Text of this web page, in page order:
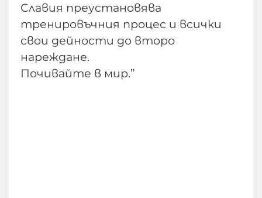
Славия преустановява
тренировъчния процес и всички
свои дейности до второ
нареждане.
Почивайте в мир.”